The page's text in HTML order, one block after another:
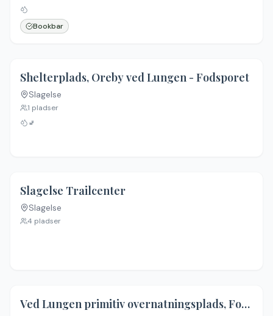
Bookbar
Ingen billeder
Shelterplads, Oreby ved Lungen - Fodsporet
Slagelse
1 pladser
🚽
Ingen billeder
Slagelse Trailcenter
Slagelse
4 pladser
Ved Lungen primitiv overnatningsplads, Fodsporet